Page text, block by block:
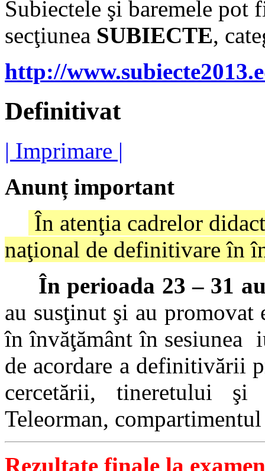
Subiectele şi baremele pot
secţiunea SUBIECTE,
http://
Definitivat
| Imprimare |
Anunț important
În atenţia cadrelor
naţional de definitivare în
În perioada 23 – 31
au susţinut şi au
în învăţământ în sesiunea
de acordare a definitivării
cercetării, tineretului
Teleorman,
Rezultate finale la